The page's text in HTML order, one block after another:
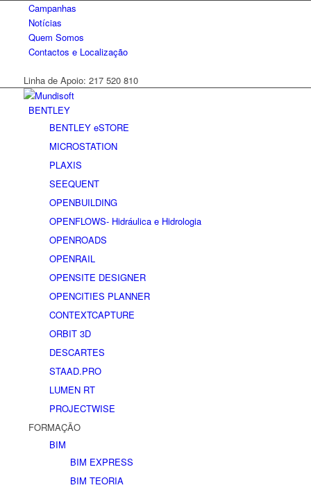
Campanhas
Notícias
Quem Somos
Contactos e Localização
Linha de Apoio: 217 520 810
BENTLEY
BENTLEY eSTORE
MICROSTATION
PLAXIS
SEEQUENT
OPENBUILDING
OPENFLOWS- Hidráulica e Hidrologia
OPENROADS
OPENRAIL
OPENSITE DESIGNER
OPENCITIES PLANNER
CONTEXTCAPTURE
ORBIT 3D
DESCARTES
STAAD.PRO
LUMEN RT
PROJECTWISE
FORMAÇÃO
BIM
BIM EXPRESS
BIM TEORIA